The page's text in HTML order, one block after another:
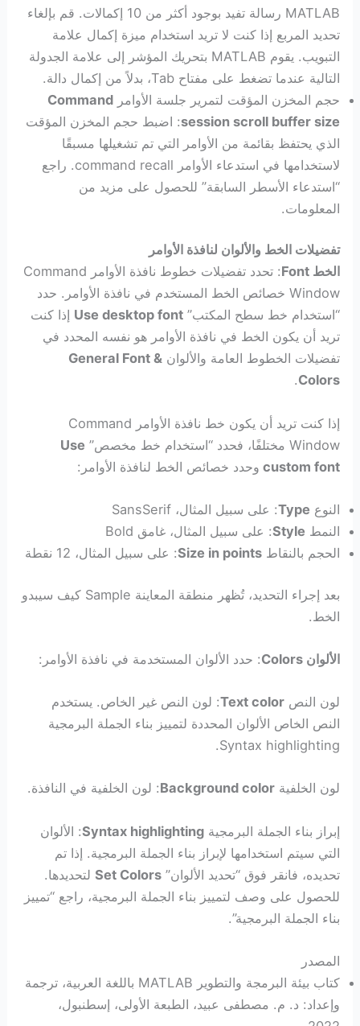
MATLAB رسالة تفيد بوجود أكثر من 10 إكمالات. قم بإلغاء
تحديد المربع إذا كنت لا تريد استخدام ميزة إكمال علامة
التبويب. يقوم MATLAB بتحريك المؤشر إلى علامة الجدولة
التالية عندما تضغط على مفتاح Tab، بدلاً من إكمال دالة.
حجم المخزن المؤقت لتمرير جلسة الأوامرCommand
session scroll buffer size: اضبط حجم المخزن المؤقت
الذي يحتفظ بقائمة من الأوامر التي تم تشغيلها مسبقًا
لاستخدامها في استدعاء الأوامر command recall. راجع
“استدعاء الأسطر السابقة” للحصول على مزيد من
المعلومات.
تفضيلات الخط والألوان لنافذة الأوامر
الخط Font
: تحدد تفضيلات خطوط نافذة الأوامر Command
Window خصائص الخط المستخدم في نافذة الأوامر. حدد
“استخدام خط سطح المكتب”Use desktop font إذا كنت
تريد أن يكون الخط في نافذة الأوامر هو نفسه المحدد في
تفضيلات الخطوط العامة والألوانGeneral Font &
Colors
.
إذا كنت تريد أن يكون خط نافذة الأوامر Command
Window مختلفًا، فحدد “استخدام خط مخصص”
Use
custom font وحدد خصائص الخط لنافذة الأوامر:
النوع Type: على سبيل المثال، SansSerif
النمط Style: على سبيل المثال، غامق Bold
الحجم بالنقاطSize in points: على سبيل المثال، 12 نقطة
بعد إجراء التحديد، تُظهر منطقة المعاينة Sample كيف سيبدو
الخط.
الألوان Colors : حدد الألوان المستخدمة في نافذة الأوامر:
لون النصText color: لون النص غير الخاص. يستخدم
النص الخاص الألوان المحددة لتمييز بناء الجملة البرمجية
Syntax highlighting.
لون الخلفيةBackground color: لون الخلفية في النافذة.
إبراز بناء الجملة البرمجيةSyntax highlighting: الألوان
التي سيتم استخدامها لإبراز بناء الجملة البرمجية. إذا تم
تحديده، فانقر فوق “تحديد الألوان”Set Colors لتحديدها.
للحصول على وصف لتمييز بناء الجملة البرمجية، راجع “تمييز
بناء الجملة البرمجية”.
المصدر
كتاب بيئة البرمجة والتطوير MATLAB باللغة العربية، ترجمة
وإعداد: د. م. مصطفى عبيد، الطبعة الأولى، إسطنبول،